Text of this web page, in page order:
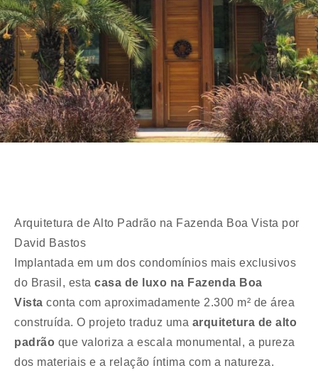
Arquitetura de Alto Padrão na Fazenda Boa Vista por
David Bastos
Implantada em um dos condomínios mais exclusivos
do Brasil, esta casa de luxo na Fazenda Boa
Vista conta com aproximadamente 2.300 m² de área
construída. O projeto traduz uma arquitetura de alto
padrão que valoriza a escala monumental, a pureza
dos materiais e a relação íntima com a natureza.